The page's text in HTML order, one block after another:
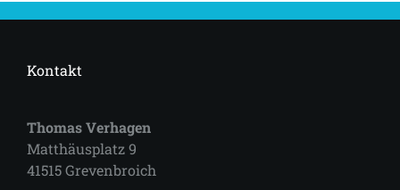
Kontakt
Thomas Verhagen
Matthäusplatz 9
41515 Grevenbroich